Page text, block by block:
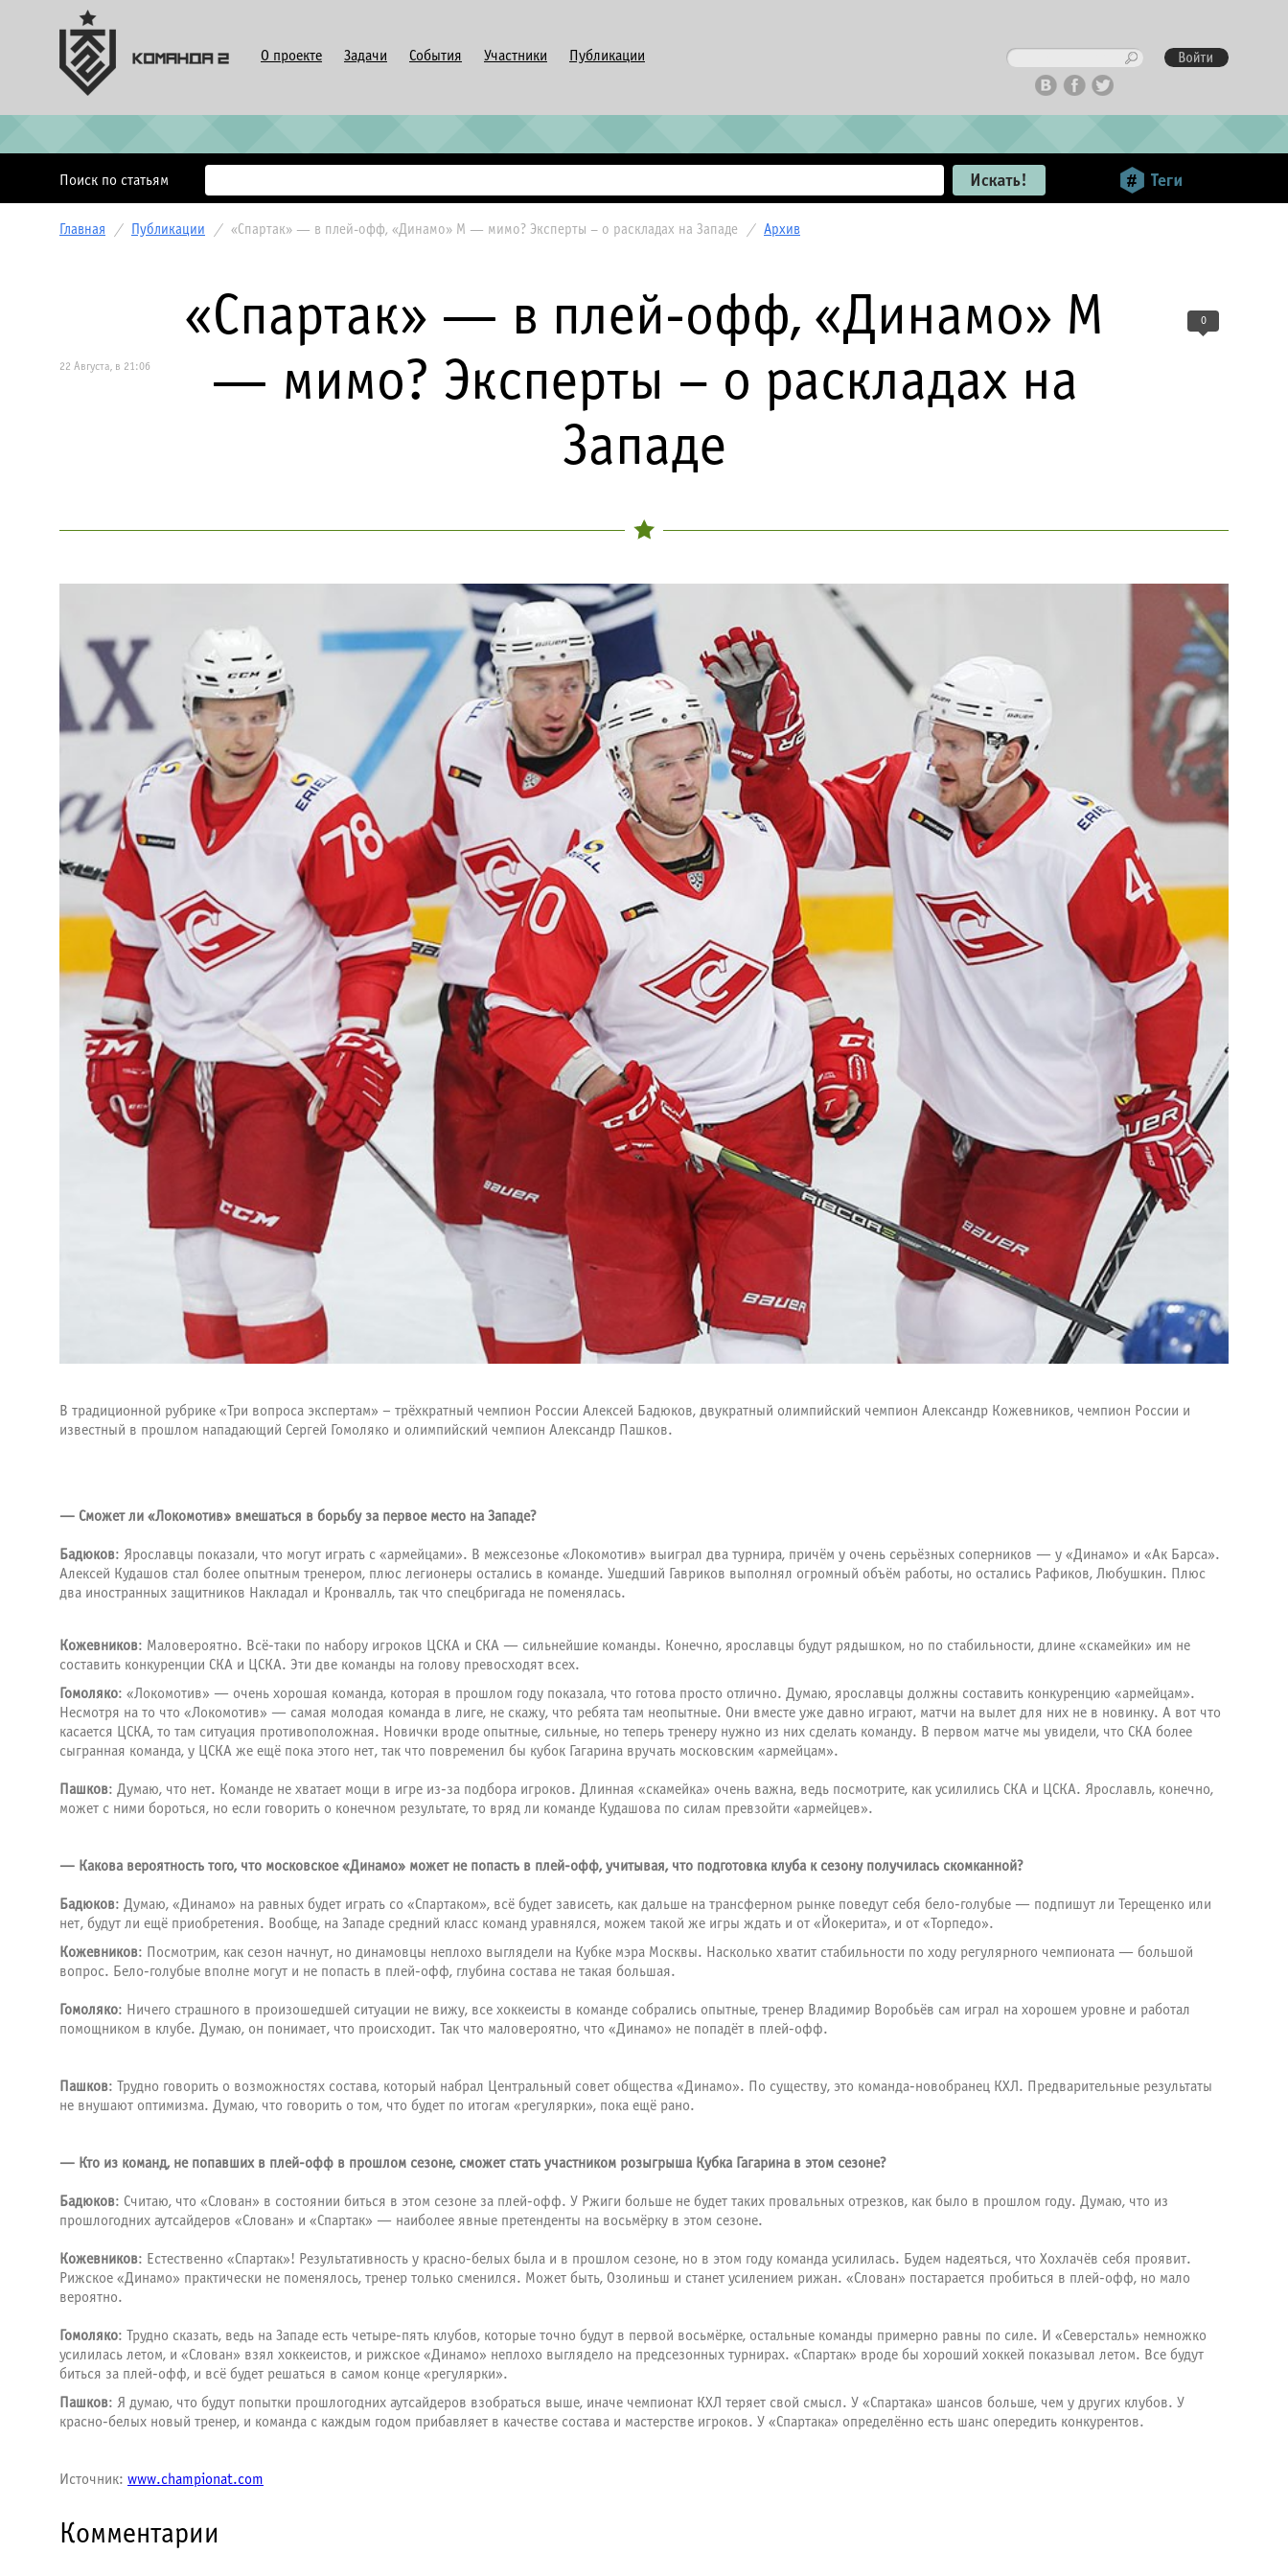
О проекте Задачи События Участники Публикации
Поиск по статьям
Главная / Публикации / «Спартак» — в плей-офф, «Динамо» М — мимо? Эксперты – о раскладах на Западе / Архив
22 Августа, в 21:06
«Спартак» — в плей-офф, «Динамо» М
— мимо? Эксперты – о раскладах на
Западе
0
В традиционной рубрике «Три вопроса экспертам» – трёхкратный чемпион России Алексей Бадюков, двукратный олимпийский чемпион Александр Кожевников, чемпион России и
известный в прошлом нападающий Сергей Гомоляко и олимпийский чемпион Александр Пашков.
— Сможет ли «Локомотив» вмешаться в борьбу за первое место на Западе?
Бадюков: Ярославцы показали, что могут играть с «армейцами». В межсезонье «Локомотив» выиграл два турнира, причём у очень серьёзных соперников — у «Динамо» и «Ак Барса».
Алексей Кудашов стал более опытным тренером, плюс легионеры остались в команде. Ушедший Гавриков выполнял огромный объём работы, но остались Рафиков, Любушкин. Плюс
два иностранных защитников Накладал и Кронвалль, так что спецбригада не поменялась.
Кожевников: Маловероятно. Всё-таки по набору игроков ЦСКА и СКА — сильнейшие команды. Конечно, ярославцы будут рядышком, но по стабильности, длине «скамейки» им не
составить конкуренции СКА и ЦСКА. Эти две команды на голову превосходят всех.
Гомоляко: «Локомотив» — очень хорошая команда, которая в прошлом году показала, что готова просто отлично. Думаю, ярославцы должны составить конкуренцию «армейцам».
Несмотря на то что «Локомотив» — самая молодая команда в лиге, не скажу, что ребята там неопытные. Они вместе уже давно играют, матчи на вылет для них не в новинку. А вот что
касается ЦСКА, то там ситуация противоположная. Новички вроде опытные, сильные, но теперь тренеру нужно из них сделать команду. В первом матче мы увидели, что СКА более
сыгранная команда, у ЦСКА же ещё пока этого нет, так что повременил бы кубок Гагарина вручать московским «армейцам».
Пашков: Думаю, что нет. Команде не хватает мощи в игре из-за подбора игроков. Длинная «скамейка» очень важна, ведь посмотрите, как усилились СКА и ЦСКА. Ярославль, конечно,
может с ними бороться, но если говорить о конечном результате, то вряд ли команде Кудашова по силам превзойти «армейцев».
— Какова вероятность того, что московское «Динамо» может не попасть в плей-офф, учитывая, что подготовка клуба к сезону получилась скомканной?
Бадюков: Думаю, «Динамо» на равных будет играть со «Спартаком», всё будет зависеть, как дальше на трансферном рынке поведут себя бело-голубые — подпишут ли Терещенко или
нет, будут ли ещё приобретения. Вообще, на Западе средний класс команд уравнялся, можем такой же игры ждать и от «Йокерита», и от «Торпедо».
Кожевников: Посмотрим, как сезон начнут, но динамовцы неплохо выглядели на Кубке мэра Москвы. Насколько хватит стабильности по ходу регулярного чемпионата — большой
вопрос. Бело-голубые вполне могут и не попасть в плей-офф, глубина состава не такая большая.
Гомоляко: Ничего страшного в произошедшей ситуации не вижу, все хоккеисты в команде собрались опытные, тренер Владимир Воробьёв сам играл на хорошем уровне и работал
помощником в клубе. Думаю, он понимает, что происходит. Так что маловероятно, что «Динамо» не попадёт в плей-офф.
Пашков: Трудно говорить о возможностях состава, который набрал Центральный совет общества «Динамо». По существу, это команда-новобранец КХЛ. Предварительные результаты
не внушают оптимизма. Думаю, что говорить о том, что будет по итогам «регулярки», пока ещё рано.
— Кто из команд, не попавших в плей-офф в прошлом сезоне, сможет стать участником розыгрыша Кубка Гагарина в этом сезоне?
Бадюков: Считаю, что «Слован» в состоянии биться в этом сезоне за плей-офф. У Ржиги больше не будет таких провальных отрезков, как было в прошлом году. Думаю, что из
прошлогодних аутсайдеров «Слован» и «Спартак» — наиболее явные претенденты на восьмёрку в этом сезоне.
Кожевников: Естественно «Спартак»! Результативность у красно-белых была и в прошлом сезоне, но в этом году команда усилилась. Будем надеяться, что Хохлачёв себя проявит.
Рижское «Динамо» практически не поменялось, тренер только сменился. Может быть, Озолиньш и станет усилением рижан. «Слован» постарается пробиться в плей-офф, но мало
вероятно.
Гомоляко: Трудно сказать, ведь на Западе есть четыре-пять клубов, которые точно будут в первой восьмёрке, остальные команды примерно равны по силе. И «Северсталь» немножко
усилилась летом, и «Слован» взял хоккеистов, и рижское «Динамо» неплохо выглядело на предсезонных турнирах. «Спартак» вроде бы хороший хоккей показывал летом. Все будут
биться за плей-офф, и всё будет решаться в самом конце «регулярки».
Пашков: Я думаю, что будут попытки прошлогодних аутсайдеров взобраться выше, иначе чемпионат КХЛ теряет свой смысл. У «Спартака» шансов больше, чем у других клубов. У
красно-белых новый тренер, и команда с каждым годом прибавляет в качестве состава и мастерстве игроков. У «Спартака» определённо есть шанс опередить конкурентов.
Источник: www.championat.com
Комментарии